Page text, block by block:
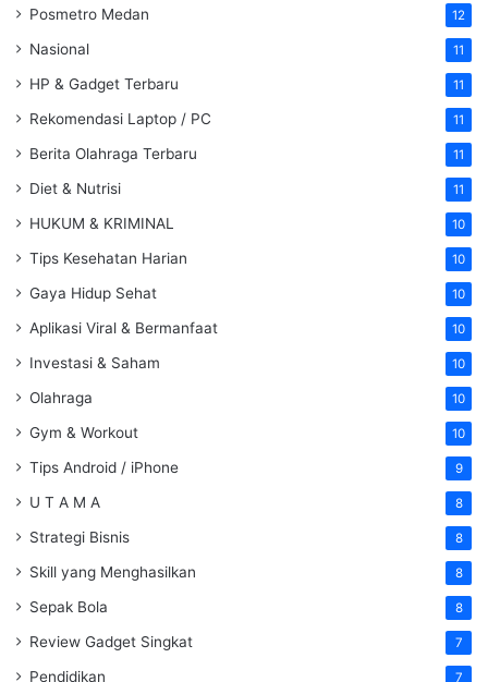
Posmetro Medan 12
Nasional 11
HP & Gadget Terbaru 11
Rekomendasi Laptop / PC 11
Berita Olahraga Terbaru 11
Diet & Nutrisi 11
HUKUM & KRIMINAL 10
Tips Kesehatan Harian 10
Gaya Hidup Sehat 10
Aplikasi Viral & Bermanfaat 10
Investasi & Saham 10
Olahraga 10
Gym & Workout 10
Tips Android / iPhone 9
U T A M A 8
Strategi Bisnis 8
Skill yang Menghasilkan 8
Sepak Bola 8
Review Gadget Singkat 7
Pendidikan 7